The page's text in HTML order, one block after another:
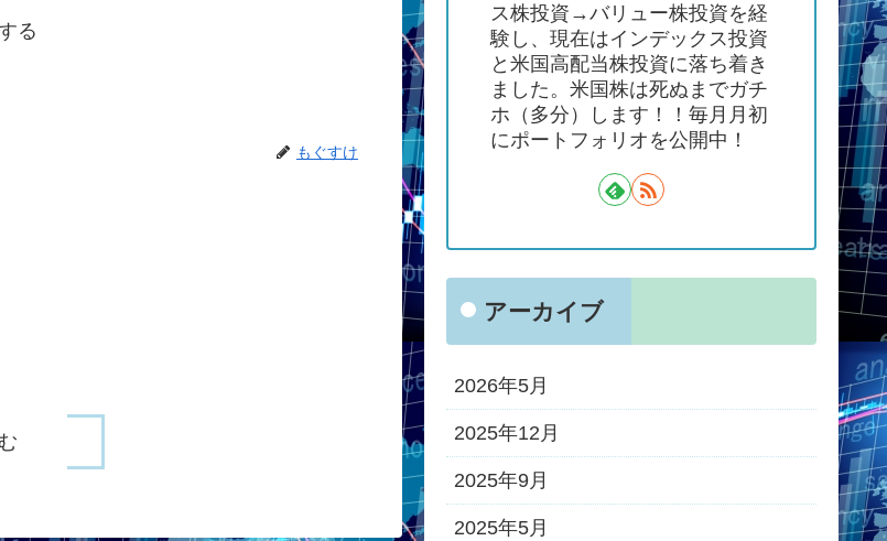
る
もぐすけ
ス株投資→バリュー株投資を経
験し、現在はインデックス投資
と米国高配当株投資に落ち着き
ました。米国株は死ぬまでガチ
ホ（多分）します！！毎月月初
にポートフォリオを公開中！
アーカイブ
2026年5月
2025年12月
2025年9月
2025年5月